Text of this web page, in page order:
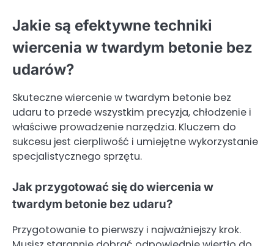
Jakie są efektywne techniki
wiercenia w twardym betonie bez
udarów?
Skuteczne wiercenie w twardym betonie bez
udaru to przede wszystkim precyzja, chłodzenie i
właściwe prowadzenie narzędzia. Kluczem do
sukcesu jest cierpliwość i umiejętne wykorzystanie
specjalistycznego sprzętu.
Jak przygotować się do wiercenia w
twardym betonie bez udaru?
Przygotowanie to pierwszy i najważniejszy krok.